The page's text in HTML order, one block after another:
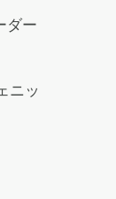
ダー
ニッ